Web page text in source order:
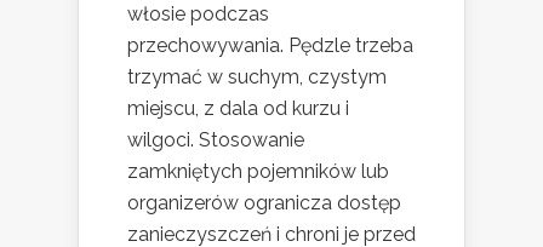
włosie podczas
przechowywania. Pędzle trzeba
trzymać w suchym, czystym
miejscu, z dala od kurzu i
wilgoci. Stosowanie
zamkniętych pojemników lub
organizerów ogranicza dostęp
zanieczyszczeń i chroni je przed